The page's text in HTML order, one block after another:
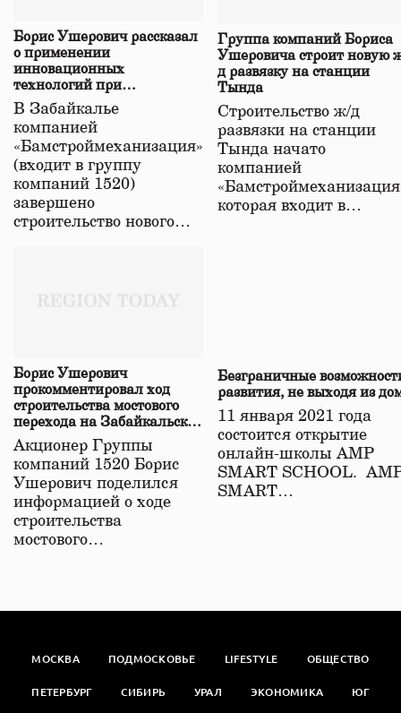
Борис Ушерович рассказал
о применении
инновационных
технологий при
строительстве нового моста
в Забайкалье
В Забайкалье
компанией
«Бамстроймеханизация»
(входит в группу
компаний 1520)
завершено
строительство нового…
Группа компаний Бориса
Ушеровича строит новую
д развязку на станции
Тында
Строительство ж/д
развязки на станции
Тында начато
компанией
которая входит в…
Борис Ушерович
прокомментировал ход
строительства мостового
перехода на Забайкальской
железной дороге
Акционер Группы
компаний 1520 Борис
Ушерович поделился
информацией о ходе
строительства
мостового…
Безграничные
развития, не выходя из
11 января 2021 года
состоится открытие
онлайн-школы АМР
SMART SCHOOL.
SMART…
МОСКВА ПОДМОСКОВЬЕ LIFESTYLE ОБЩЕСТВО
ПЕТЕРБУРГ СИБИРЬ УРАЛ ЭКОНОМИКА ЮГ